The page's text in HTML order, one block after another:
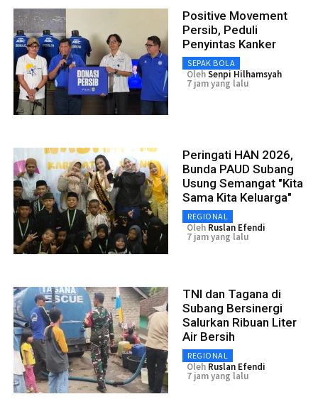
Positive Movement
Persib, Peduli
Penyintas Kanker
SEPAK BOLA
OlehSenpi Hilhamsyah
7 jam yang lalu
Peringati HAN 2026,
Bunda PAUD Subang
Usung Semangat "Kita
Sama Kita Keluarga"
REGIONAL
Oleh Ruslan Efendi
7 jam yang lalu
TNI dan Tagana di
Subang Bersinergi
Salurkan Ribuan Liter
Air Bersih
REGIONAL
Oleh Ruslan Efendi
7 jam yang lalu